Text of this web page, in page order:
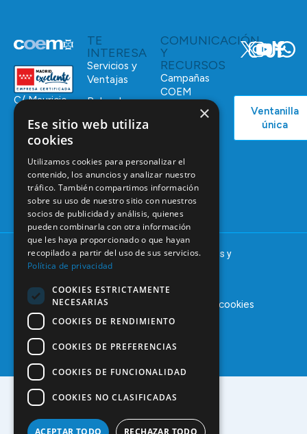
C/ Mauricio
Legendre,
28046
91 561 29 05
informacion@coem.org.es
TE
INTERESA
Servicios y
Ventajas
Bolsa de
Tablón de
anuncios
COMUNICACIÓN
Y
RECURSOS
Campañas
COEM
Ventanilla
única
© 2025 – COEM – Colegio Oficial de Odontólogos y
Estomatólogos de la I región
Aviso legalPolítica de privacidad Política de cookies
×
Ese sitio web utiliza
cookies
Utilizamos cookies para personalizar el
contenido, los anuncios y analizar nuestro
tráfico. También compartimos información
sobre su uso de nuestro sitio con nuestros
socios de publicidad y análisis, quienes
pueden combinarla con otra información
que les haya proporcionado o que hayan
recopilado a partir del uso de sus servicios.
Política de privacidad
COOKIES ESTRICTAMENTE
NECESARIAS
COOKIES DE RENDIMIENTO
COOKIES DE PREFERENCIAS
COOKIES DE FUNCIONALIDAD
COOKIES NO CLASIFICADAS
ACEPTAR TODO RECHAZAR TODO